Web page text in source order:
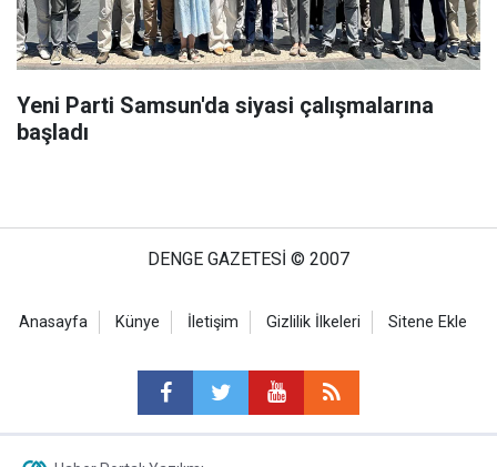
Yeni Parti Samsun'da siyasi çalışmalarına
başladı
DENGE GAZETESİ © 2007
Anasayfa Künye İletişim Gizlilik İlkeleri Sitene Ekle